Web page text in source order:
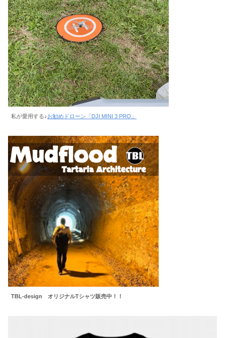
私が愛用する♪お勧めドローン「DJI MINI 3 PRO」
TBL-design オリジナルTシャツ販売中！！